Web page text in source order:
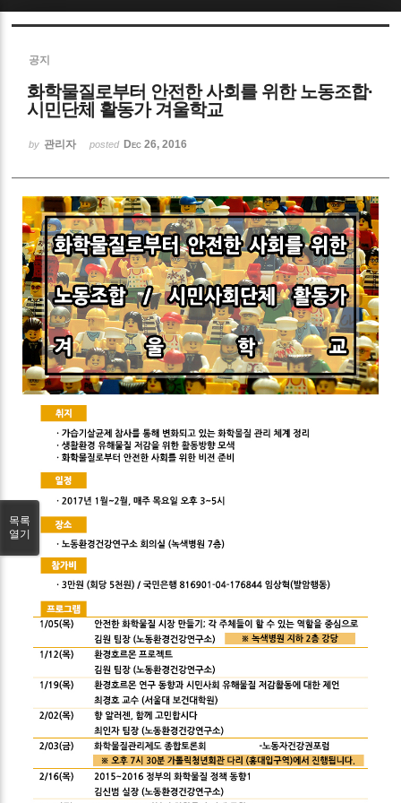
공지
화학물질로부터 안전한 사회를 위한 노동조합·
시민단체 활동가 겨울학교
by 관리자 posted Dec 26, 2016
목록
열기
Sketchbook5, 스케치북5
Sketchbook5, 스케치북5